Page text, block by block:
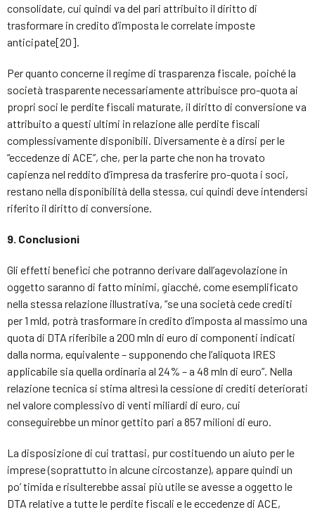
consolidate, cui quindi va del pari attribuito il diritto di
trasformare in credito d’imposta le correlate imposte
anticipate[20].
Per quanto concerne il regime di trasparenza fiscale, poiché la
società trasparente necessariamente attribuisce pro-quota ai
propri soci le perdite fiscali maturate, il diritto di conversione va
attribuito a questi ultimi in relazione alle perdite fiscali
complessivamente disponibili. Diversamente è a dirsi per le
“eccedenze di ACE”, che, per la parte che non ha trovato
capienza nel reddito d’impresa da trasferire pro-quota i soci,
restano nella disponibilità della stessa, cui quindi deve intendersi
riferito il diritto di conversione.
9. Conclusioni
Gli effetti benefici che potranno derivare dall’agevolazione in
oggetto saranno di fatto minimi, giacché, come esemplificato
nella stessa relazione illustrativa, “se una società cede crediti
per 1 mld, potrà trasformare in credito d’imposta al massimo una
quota di DTA riferibile a 200 mln di euro di componenti indicati
dalla norma, equivalente – supponendo che l’aliquota IRES
applicabile sia quella ordinaria al 24% – a 48 mln di euro”. Nella
relazione tecnica si stima altresì la cessione di crediti deteriorati
nel valore complessivo di venti miliardi di euro, cui
conseguirebbe un minor gettito pari a 857 milioni di euro.
La disposizione di cui trattasi, pur costituendo un aiuto per le
imprese (soprattutto in alcune circostanze), appare quindi un
po’ timida e risulterebbe assai più utile se avesse a oggetto le
DTA relative a tutte le perdite fiscali e le eccedenze di ACE,